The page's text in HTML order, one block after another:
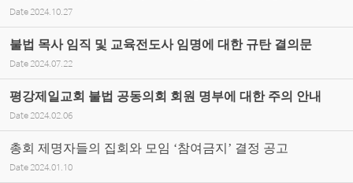
Date 2024.10.27
불법 목사 임직 및 교육전도사 임명에 대한 규탄 결의문
Date 2024.07.22
평강제일교회 불법 공동의회 회원 명부에 대한 주의 안내
Date 2024.02.06
총회 제명자들의 집회와 모임 ‘참여금지’ 결정 공고
Date 2024.01.10